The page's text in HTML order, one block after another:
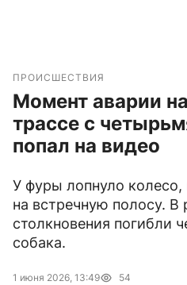
ПРОИСШЕСТВИЯ
Момент аварии
трассе с
попал на видео
У фуры лопнуло колесо,
на встречную полосу. В
столкновения погибли
собака.
1 июня 2026, 13:49 54